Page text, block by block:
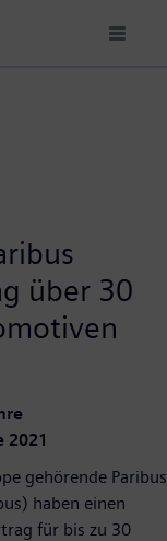
über 30
2021
gehörende Paribus
haben einen
für bis zu 30